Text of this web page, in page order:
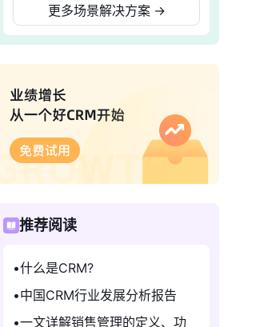
更多场景解决方案 →
推荐阅读
什么是CRM?
中国CRM行业发展分析报告
一文详解销售管理的定义、功